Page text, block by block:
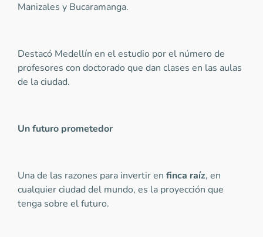
Manizales y Bucaramanga.
Destacó Medellín en el estudio por el número de
profesores con doctorado que dan clases en las aulas
de la ciudad.
Un futuro prometedor
Una de las razones para invertir en finca raíz, en
cualquier ciudad del mundo, es la proyección que
tenga sobre el futuro.